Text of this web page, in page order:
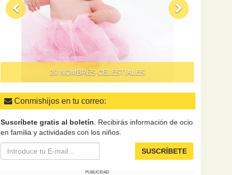
20 NOMBRES CELESTIALES
Conmishijos en tu correo:
Suscríbete gratis al boletín . Recibirás información de ocio
en familia y actividades con los niños.
SUSCRÍBETE
PUBLICIDAD